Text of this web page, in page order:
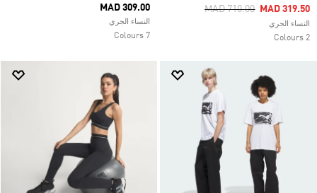
Price Reduced From
MAD 710.00ToMAD 319.50
النساء الجري
2 Colours
MAD 309.00
النساء الجري
7 Colours